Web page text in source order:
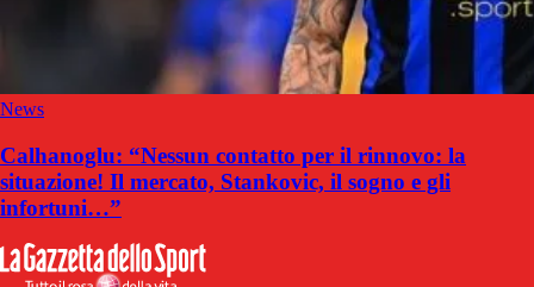
News
Calhanoglu: “Nessun contatto per il rinnovo: la
situazione! Il mercato, Stankovic, il sogno e gli
infortuni…”